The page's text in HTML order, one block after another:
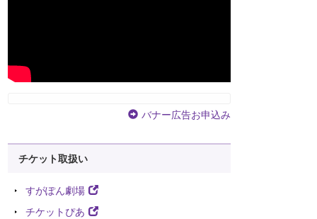
バナー広告お申込み
チケット取扱い
すがぽん劇場
チケットぴあ